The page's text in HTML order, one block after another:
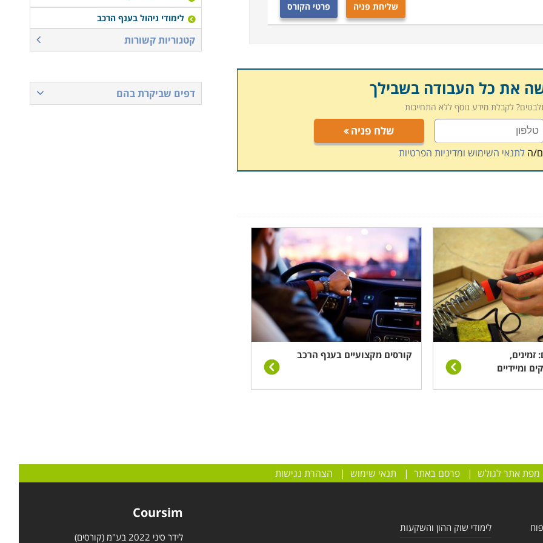
מגוון טכנולוגיות מפעילה קורס טכנאי מיגון בראשון לציון.
תוך התנסות והדגמות על רכבים ומרכזי סימולציה. מכללת
וכפר סבא.
שליחת פניה פרטי הקורס
את כל העבודה בשבילך
לקבלת מידע נוסף ללא התחייבות
שלח פניה
הלתנאי השימוש ומדיניות הפרטיות
זמינים,
ומיידיים
קורסים מקצועיים בענף הרכב
לימודי ניהול בענף הרכב
קטגוריות קשורות
דפים שביקרת בהם
מפת אתר לגולש |פרסם באתר | תנאי שימוש | הצהרת נגישות
לימודי שוק ההון והשקעות
Coursim
לידר סיני 2022 בע"מ (קורסים)